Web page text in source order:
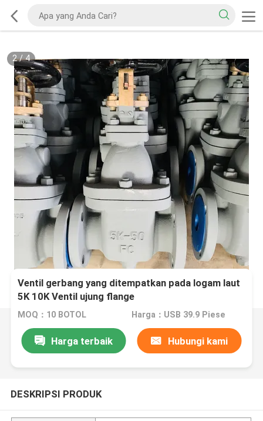
2/4
Ventil gerbang yang ditempatkan pada logam laut
5K 10K Ventil ujung flange
MOQ：10 BOTOL Harga：USB 39.9 Piese
Harga terbaik Hubungi kami
DESKRIPSI PRODUK